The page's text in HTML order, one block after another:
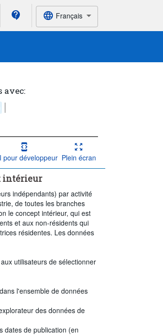
Français
avec:
pour développeur Plein écran
intérieur
indépendants) par activité
de toutes les branches
le concept intérieur, qui est
et aux non-résidents qui
résidentes. Les données
utilisateurs de sélectionner
l'ensemble de données
des données de
dates de publication (en